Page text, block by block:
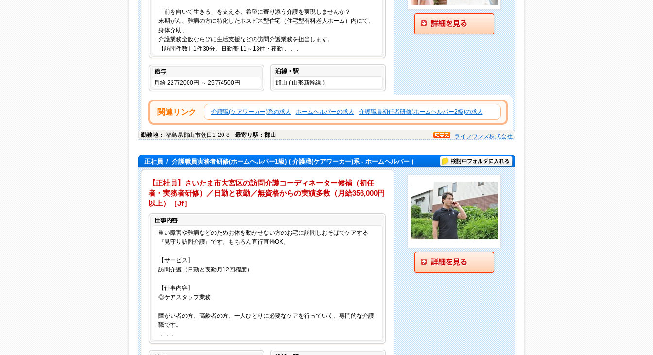
「前を向いて生きる」を支える。希望に寄り添う介護を実現しませんか？
末期がん、難病の方に特化したホスピス型住宅（住宅型有料老人ホーム）内にて、
身体介助、
介護業務全般ならびに生活支援などの訪問介護業務を担当します。
【訪問件数】1件30分、日勤帯 11～13件・夜勤．．．
給与
月給 22万2000円 ～ 25万4500円 郡山 ( 山形新幹線 )
関連リンク 介護職(ケアワーカー)系の求人 ホームヘルパーの求人 介護職員初任者研修(ホームヘルパー2級)の求人
勤務地： 福島県郡山市朝日1-20-8 最寄り駅：郡山 ライフワンズ株式会社
正社員 / 介護職員実務者研修(ホームヘルパー1級)( 介護職(ケアワーカー)系 - ホームヘルパー ) 検討中フォルダに入れる
【正社員】さいたま市大宮区の訪問介護コーディネーター候補（初任
者・実務者研修）／日勤と夜勤／無資格からの実績多数（月給356,000円
以上）［Jf］
重い障害や難病などのためお体を動かせない方のお宅に訪問しおそばでケアする
『見守り訪問介護』です。もちろん直行直帰OK。
【サービス】
訪問介護（日勤と夜勤月12回程度）
【仕事内容】
◎ケアスタッフ業務
障がい者の方、高齢者の方、一人ひとりに必要なケアを行っていく、専門的な介護
職です。
．．．
給与